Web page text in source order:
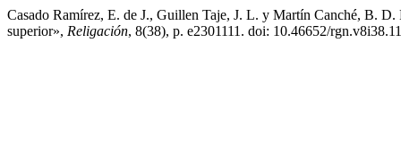
Casado Ramírez, E. de J., Guillen Taje, J. L. y Martín Canché, B.
superior», Religación, 8(38), p. e2301111. doi: 10.46652/